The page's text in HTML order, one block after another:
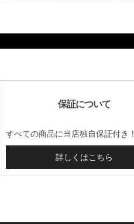
保証について
すべての商品に当店独自保証付き！
詳しくはこちら